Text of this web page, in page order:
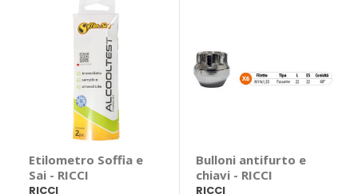
Etilometro Soffia e
Sai - RICCI
RICCI
Bulloni antifurto e
chiavi - RICCI
RICCI